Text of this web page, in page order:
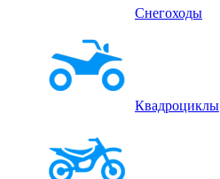
Снегоходы
Квадроциклы